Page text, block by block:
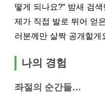
떻게 되나요?” 밤새 검
제가 직접 발로 뛰어 얻
러분께만 살짝 공개할게
나의 경험
좌절의 순간들…